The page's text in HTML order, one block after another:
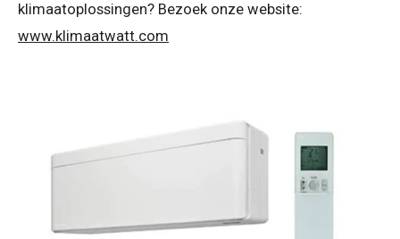
klimaatoplossingen? Bezoek onze website:
www.klimaatwatt.com